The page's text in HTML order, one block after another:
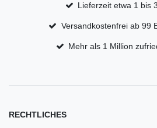
Lieferzeit etwa 1 bis
Versandkostenfrei ab 99
Mehr als 1 Million
RECHTLICHES